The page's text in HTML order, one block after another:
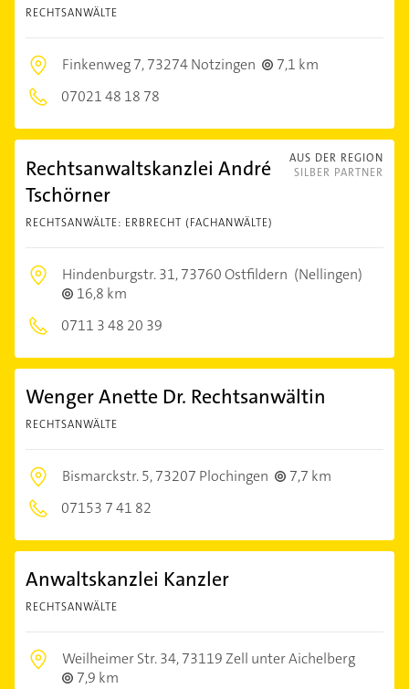
RECHTSANWÄLTE
Finkenweg 7,73274 Notzingen
7,1 km
07021 48 18 78
AUS DER REGION
SILBER PARTNER
Rechtsanwaltskanzlei André
Tschörner
RECHTSANWÄLTE: ERBRECHT (FACHANWÄLTE)
Hindenburgstr. 31,73760 Ostfildern (Nellingen)
16,8 km
0711 3 48 20 39
Wenger Anette Dr. Rechtsanwältin
RECHTSANWÄLTE
Bismarckstr. 5,73207 Plochingen
7,7 km
07153 7 41 82
Anwaltskanzlei Kanzler
RECHTSANWÄLTE
Weilheimer Str. 34,73119 Zell unter Aichelberg
7,9 km